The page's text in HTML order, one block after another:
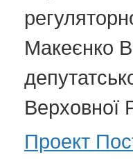
Макеєнко
Верховної
Проект